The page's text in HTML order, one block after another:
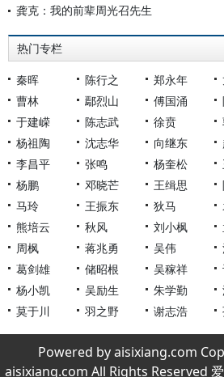
龚克：我的前辈周光召先生
热门专栏
秦晖 陈行之 郑永年
曹林
鄢烈山 傅国涌
于建嵘
陈志武 徐贲
杨祖陶
沈志华 向继东
李昌平
张鸣 杨奎松
杨鹏
邓晓芒 王缉思
马玲
王振东 狄马
熊培云
秋风 刘小枫
周枫
蒋兆勇 吴伟
葛剑雄
储昭根 吴稼祥
杨小凯
吴励生 朱学勤
莫于川
羽之野 谢志浩
Powered by aisixiang.com
aisixiang.com All Rights Reserved